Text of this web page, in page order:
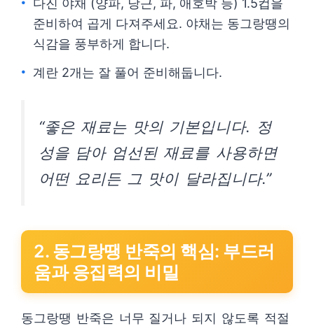
다진 야채 (양파, 당근, 파, 애호박 등) 1.5컵을
준비하여 곱게 다져주세요. 야채는 동그랑땡의
식감을 풍부하게 합니다.
계란 2개는 잘 풀어 준비해둡니다.
“좋은 재료는 맛의 기본입니다. 정
성을 담아 엄선된 재료를 사용하면
어떤 요리든 그 맛이 달라집니다.”
2. 동그랑땡 반죽의 핵심: 부드러
움과 응집력의 비밀
동그랑땡 반죽은 너무 질거나 되지 않도록 적절